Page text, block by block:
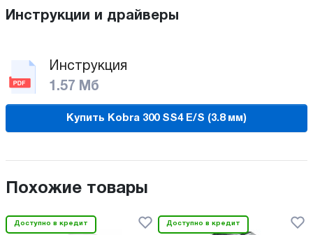
Инструкции и драйверы
Инструкция
1.57 Мб
Купить Kobra 300 SS4 E/S (3.8 мм)
Похожие товары
Доступно в кредит Доступно в кредит